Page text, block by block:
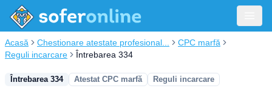
Acasă Chestionare atestate profesional...
CPC marfă
Reguli incarcare
Întrebarea 334
Întrebarea 334 Atestat CPC marfă Reguli incarcare